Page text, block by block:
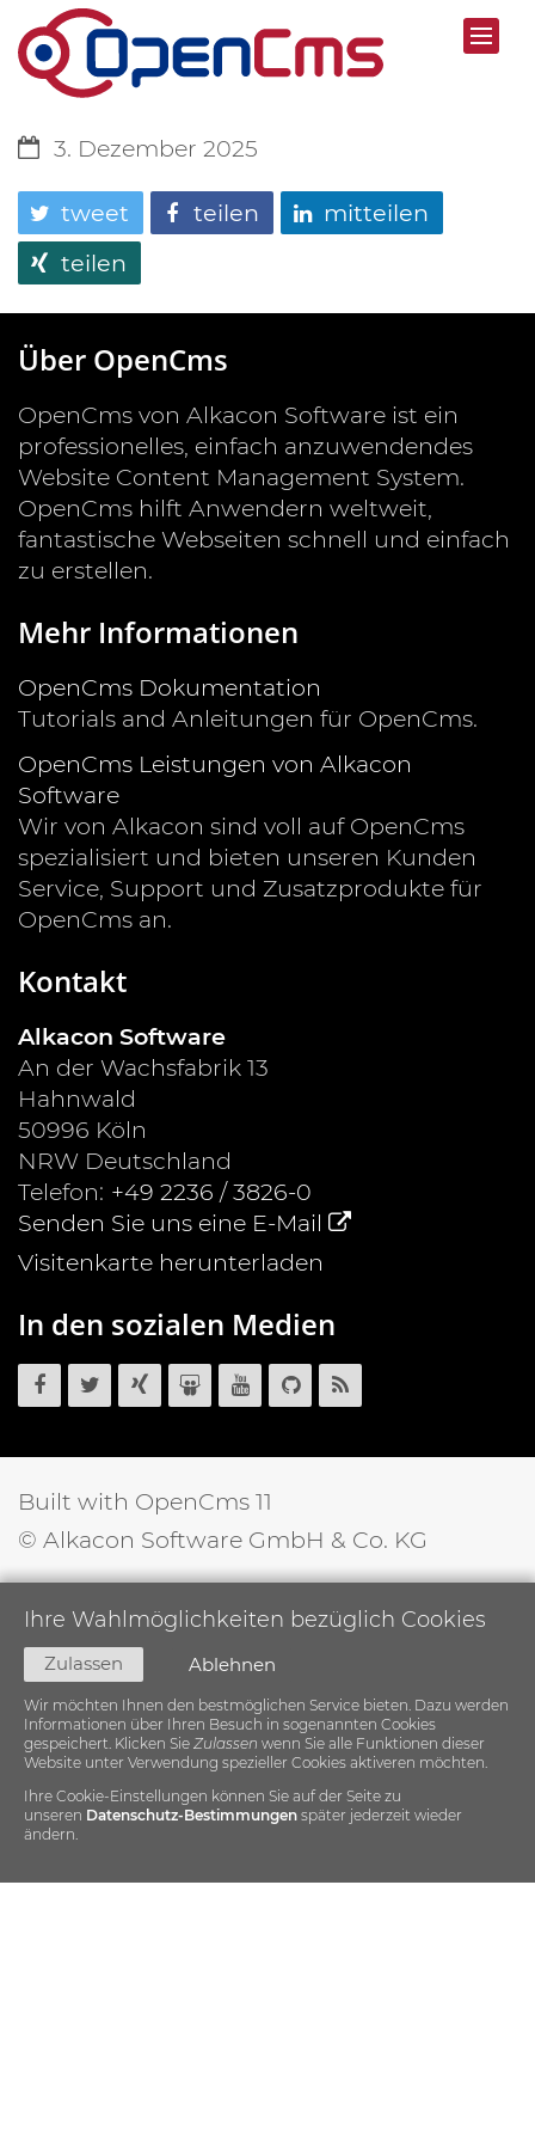
3. Dezember 2025
tweet teilen
mitteilen
teilen
Über OpenCms
OpenCms von Alkacon Software ist ein
professionelles, einfach anzuwendendes
Website Content Management System.
OpenCms hilft Anwendern weltweit,
fantastische Webseiten schnell und einfach
zu erstellen.
Mehr Informationen
OpenCms Dokumentation
Tutorials and Anleitungen für OpenCms.
OpenCms Leistungen von Alkacon
Software
Wir von Alkacon sind voll auf OpenCms
spezialisiert und bieten unseren Kunden
Service, Support und Zusatzprodukte für
OpenCms an.
Kontakt
Alkacon Software
An der Wachsfabrik 13
Hahnwald
50996 Köln
NRW Deutschland
Telefon: +49 2236 / 3826-0
Senden Sie uns eine E-Mail
Visitenkarte herunterladen
In den sozialen Medien
OpenCms
auf
OpenCms
auf
OpenCms
auf
OpenCms
auf
OpenCms
auf
OpenCms
Quellcode
GitHub
RSS
Feed
Built with OpenCms 11
© Alkacon Software GmbH & Co. KG
Ihre Wahlmöglichkeiten bezüglich Cookies
Ablehnen
Zulassen
Wir möchten Ihnen den bestmöglichen Service bieten. Dazu werden
Informationen über Ihren Besuch in sogenannten Cookies
gespeichert. Klicken Sie Zulassen wenn Sie alle Funktionen dieser
Website unter Verwendung spezieller Cookies aktiveren möchten.
Ihre Cookie-Einstellungen können Sie auf der Seite zu
unseren Datenschutz-Bestimmungen später jederzeit wieder
ändern.